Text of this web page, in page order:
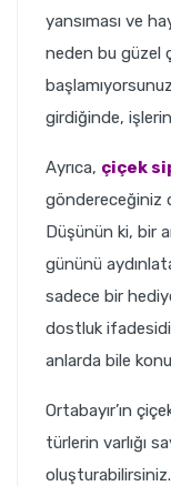
yansıması ve
neden bu güzel
girdiğinde,
Ayrıca, çiçek
göndereceğiniz
Düşünün ki, bir
gününü
sadece bir
dostluk
anlarda bile
Ortabayır’ın
türlerin varlığı